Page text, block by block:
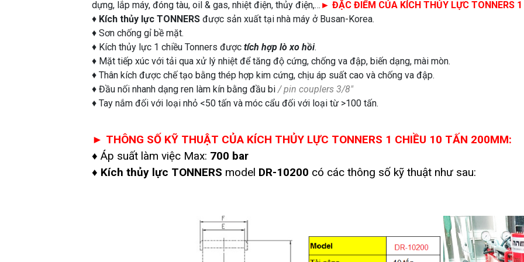
dựng, lắp máy, đóng tàu, oil & gas, nhiệt điện, thủy điện,… ► ĐẶC ĐIỂM CỦA KÍCH THỦY LỰC TONNERS 1
♦ Kích thủy lực TONNERS được sản xuất tại nhà máy ở Busan-Korea.
♦ Sơn chống gỉ bề mặt.
♦ Kích thủy lực 1 chiều Tonners được tích hợp lò xo hồi.
♦ Mặt tiếp xúc với tải qua xử lý nhiệt để tăng độ cứng, chống va đập, biến dạng, mài mòn.
♦ Thân kích được chế tạo bằng thép hợp kim cứng, chịu áp suất cao và chống va đập.
♦ Đầu nối nhanh dạng ren làm kín bằng đầu bi / pin couplers 3/8″
♦ Tay nắm đối với loại nhỏ <50 tấn và móc cẩu đối với loại từ >100 tấn.
► THÔNG SỐ KỸ THUẬT CỦA KÍCH THỦY LỰC TONNERS 1 CHIỀU 10 TẤN 200MM:
♦ Áp suất làm việc Max: 700 bar
♦ Kích thủy lực TONNERS model DR-10200 có các thông số kỹ thuật như sau: